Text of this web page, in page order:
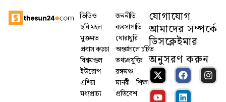
ভিডিও
ছবি মহল
মুক্তমত
প্রবাস কড়চা
বিশ্বমণ্ডল
ইউরোপ
এশিয়া
মধ্যপ্রাচ্য
জননীতি
ব্যবসাপাতি
ঘোরাঘুরি
অন্তর্জালে চর্চিত
তথ্যপ্রযু্ক্তি
রঙ্গমঞ্চ
মানবী
শিক্ষা
প্রতিবেশ
যোগাযোগ
আমাদের সম্পর্কে
ডিসক্লেইমার
অনুসরণ করুন